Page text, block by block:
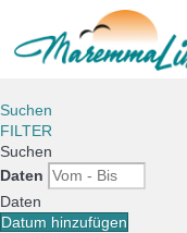
Suchen
FILTER
Suchen
Daten
Daten
Datum hinzufügen